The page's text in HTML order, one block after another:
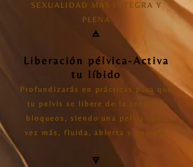
SEXUALIDAD MÁS INTEGRA Y
PLENA
🜁
Liberación pélvica-Activa
tu líbido
Profundizarás en prácticas para que
tu pelvis se libere de la tensión-
bloqueos, siendo una pelvis cada
vez más, fluida, abierta y gozosa.
🜃